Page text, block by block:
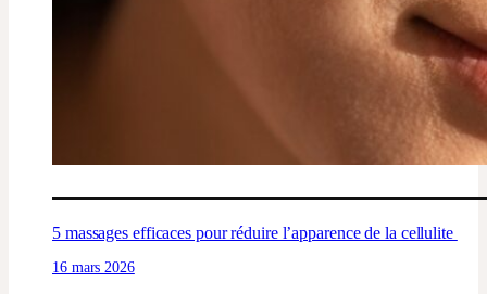
5 massages efficaces pour réduire l’apparence de la cellulite
16 mars 2026